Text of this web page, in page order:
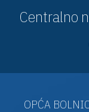
Centralno
OPĆA